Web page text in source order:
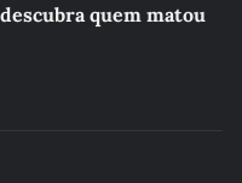
quem matou